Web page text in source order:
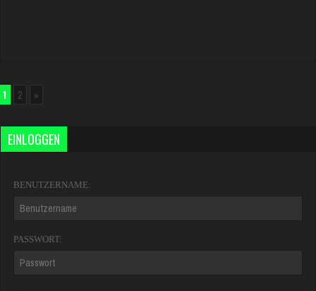
1 2 »
EINLOGGEN
BENUTZERNAME:
PASSWORT: